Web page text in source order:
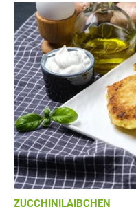
ZUCCHINILAIBCHEN